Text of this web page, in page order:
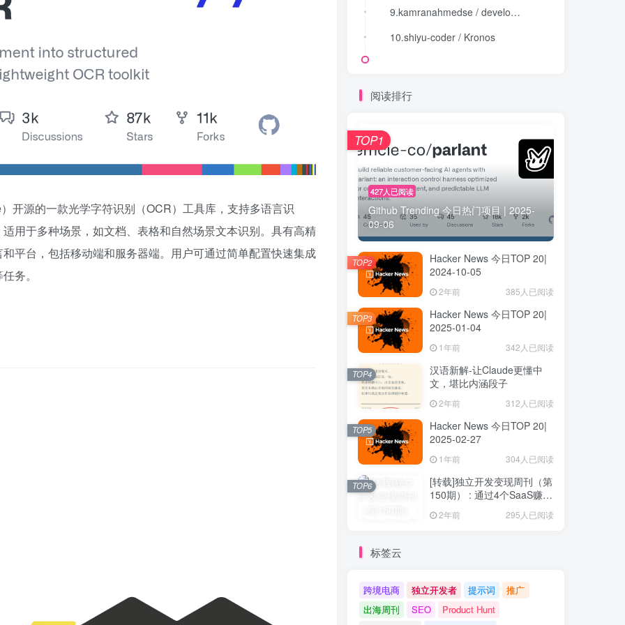
开源的一款光学字符识别（OCR）工具库，支持多语言识
用于多种场景，如文档、表格和自然场景文本识别。具有高精
平台，包括移动端和服务器端。用户可通过简单配置快速集成
务。
9.kamranahmedse / developer-roadmap
10.shiyu-coder / Kronos
9.kamranahmedse / developer-roadmap
10.shiyu-coder / Kronos
阅读排行
427人已阅读
Github Trending 今日热门项目 | 2025-
09-06
TOP1
Hacker News 今日TOP 20|
2024-10-05
2年前 385人已阅读
TOP2
Hacker News 今日TOP 20|
2025-01-04
1年前 342人已阅读
TOP3
汉语新解-让Claude更懂中
文，堪比内涵段子
2年前 312人已阅读
TOP4
Hacker News 今日TOP 20|
2025-02-27
1年前 304人已阅读
TOP5
[转载]独立开发变现周刊（第
150期） : 通过4个SaaS赚取
2年前 295人已阅读
TOP6
标签云
跨境电商 独立开发者 提示词
推广
出海周刊
SEO
Product Hunt